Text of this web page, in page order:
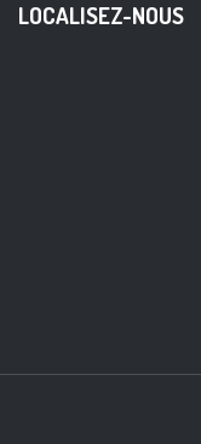
LOCALISEZ-NOUS